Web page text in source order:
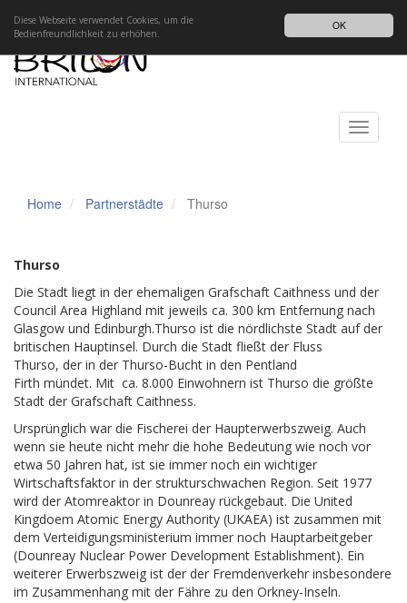
OK
Diese Webseite verwendet Cookies, um die
Bedienfreundlichkeit zu erhöhen.
DE
Impressum Datenschutz
Toggle
Home Partnerstädte Thurso
Thurso
Die Stadt liegt in der ehemaligen Grafschaft Caithness und der
Council Area Highland mit jeweils ca. 300 km Entfernung nach
Glasgow und Edinburgh.Thurso ist die nördlichste Stadt auf der
britischen Hauptinsel. Durch die Stadt fließt der Fluss
Thurso, der in der Thurso-Bucht in den Pentland
Firth mündet. Mit ca. 8.000 Einwohnern ist Thurso die größte
Stadt der Grafschaft Caithness.
Ursprünglich war die Fischerei der Haupterwerbszweig. Auch
wenn sie heute nicht mehr die hohe Bedeutung wie noch vor
etwa 50 Jahren hat, ist sie immer noch ein wichtiger
Wirtschaftsfaktor in der strukturschwachen Region. Seit 1977
wird der Atomreaktor in Dounreay rückgebaut. Die United
Kingdoem Atomic Energy Authority (UKAEA) ist zusammen mit
dem Verteidigungsministerium immer noch Hauptarbeitgeber
(Dounreay Nuclear Power Development Establishment). Ein
weiterer Erwerbszweig ist der der Fremdenverkehr insbesondere
im Zusammenhang mit der Fähre zu den Orkney-Inseln.